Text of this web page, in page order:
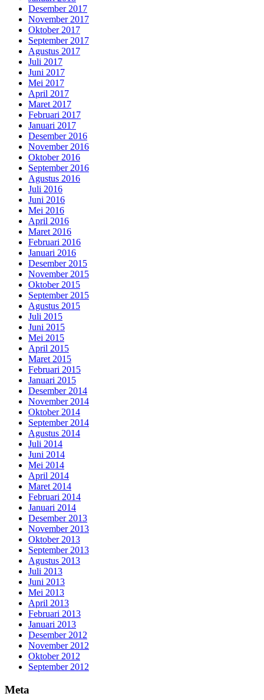
Desember 2017
November 2017
Oktober 2017
September 2017
Agustus 2017
Juli 2017
Juni 2017
Mei 2017
April 2017
Maret 2017
Februari 2017
Januari 2017
Desember 2016
November 2016
Oktober 2016
September 2016
Agustus 2016
Juli 2016
Juni 2016
Mei 2016
April 2016
Maret 2016
Februari 2016
Januari 2016
Desember 2015
November 2015
Oktober 2015
September 2015
Agustus 2015
Juli 2015
Juni 2015
Mei 2015
April 2015
Maret 2015
Februari 2015
Januari 2015
Desember 2014
November 2014
Oktober 2014
September 2014
Agustus 2014
Juli 2014
Juni 2014
Mei 2014
April 2014
Maret 2014
Februari 2014
Januari 2014
Desember 2013
November 2013
Oktober 2013
September 2013
Agustus 2013
Juli 2013
Juni 2013
Mei 2013
April 2013
Februari 2013
Januari 2013
Desember 2012
November 2012
Oktober 2012
September 2012
Meta